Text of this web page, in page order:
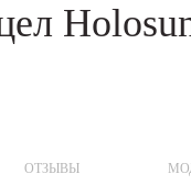
ОТЗЫВЫ